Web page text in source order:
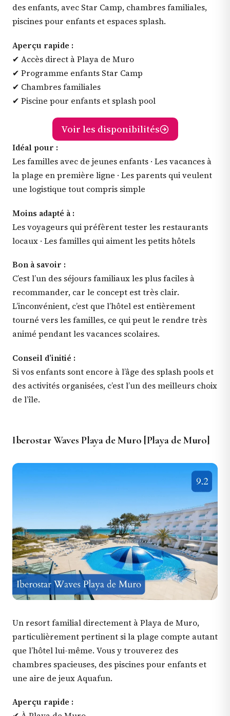
des enfants, avec Star Camp, chambres familiales,
piscines pour enfants et espaces splash.
Aperçu rapide :
✔ Accès direct à Playa de Muro
✔ Programme enfants Star Camp
✔ Chambres familiales
✔ Piscine pour enfants et splash pool
Voir les disponibilités
Idéal pour :
Les familles avec de jeunes enfants · Les vacances à
la plage en première ligne · Les parents qui veulent
une logistique tout compris simple
Moins adapté à :
Les voyageurs qui préfèrent tester les restaurants
locaux · Les familles qui aiment les petits hôtels
Bon à savoir :
C’est l’un des séjours familiaux les plus faciles à
recommander, car le concept est très clair.
L’inconvénient, c’est que l’hôtel est entièrement
tourné vers les familles, ce qui peut le rendre très
animé pendant les vacances scolaires.
Conseil d’initié :
Si vos enfants sont encore à l’âge des splash pools et
des activités organisées, c’est l’un des meilleurs choix
de l’île.
Iberostar Waves Playa de Muro [Playa de Muro]
Un resort familial directement à Playa de Muro,
particulièrement pertinent si la plage compte autant
que l’hôtel lui-même. Vous y trouverez des
chambres spacieuses, des piscines pour enfants et
une aire de jeux Aquafun.
Aperçu rapide :